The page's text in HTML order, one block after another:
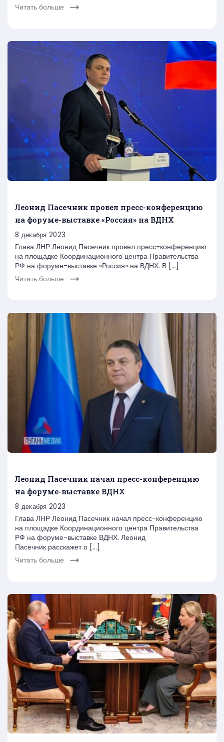
Читать больше
Леонид Пасечник провел пресс-конференцию
на форуме-выставке «Россия» на ВДНХ
8 декабря 2023
Глава ЛНР Леонид Пасечник провел пресс-конференцию
на площадке Координационного центра Правительства
РФ на форуме-выставке «Россия» на ВДНХ. В […]
Читать больше
Леонид Пасечник начал пресс-конференцию
на форуме-выставке ВДНХ
8 декабря 2023
Глава ЛНР Леонид Пасечник начал пресс-конференцию
на площадке Координационного центра Правительства
РФ на форуме-выставке ВДНХ. Леонид
Пасечник расскажет о […]
Читать больше